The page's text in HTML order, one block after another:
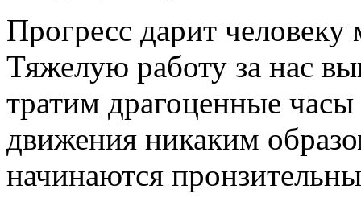
Прогресс дарит
Тяжелую работу за нас
тратим драгоценные
движения никаким
начинаются